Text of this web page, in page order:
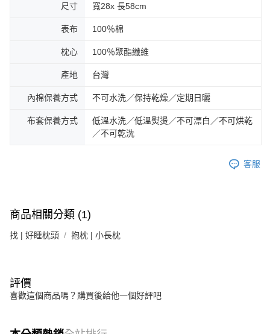
尺寸 寬28x 長58cm
表布 100％棉
枕心 100％聚酯纖維
產地 台灣
內棉保養方式 不可水洗／保持乾燥／定期日曬
布套保養方式
低溫水洗／低溫熨燙／不可漂白／不可烘乾
／不可乾洗
客服
商品相關分類 (1)
找 | 好睡枕頭 抱枕 | 小長枕
評價
喜歡這個商品嗎？購買後給他一個好評吧